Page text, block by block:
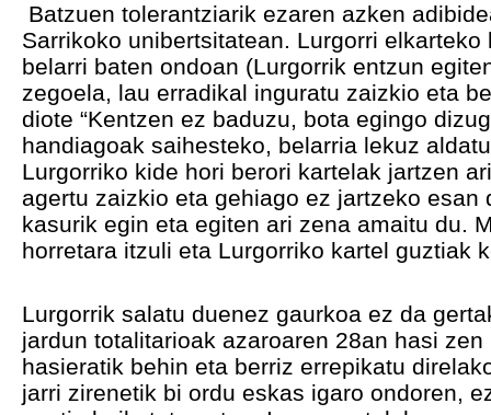
Batzuen tolerantziarik ezaren azken
Sarrikoko unibertsitatean. Lurgorri
belarri baten ondoan (Lurgorrik entzun
zegoela, lau erradikal inguratu zaizkio eta
diote “Kentzen ez baduzu, bota egingo
handiagoak saihesteko, belarria lekuz
Lurgorriko kide hori berori kartelak jartzen
agertu zaizkio eta gehiago ez jartzeko
kasurik egin eta egiten ari zena amaitu du.
horretara itzuli eta Lurgorriko kartel guztiak
Lurgorrik salatu duenez gaurkoa ez da
jardun totalitarioak azaroaren 28an hasi
hasieratik behin eta berriz errepikatu
jarri zirenetik bi ordu eskas igaro ondoren,